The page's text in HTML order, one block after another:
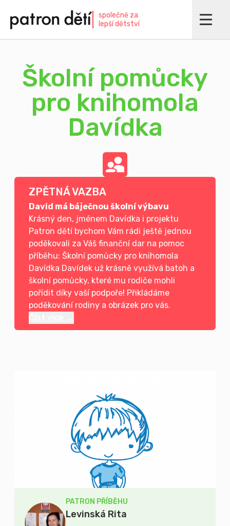
hlavnímu
obsahu
společně za
lepší dětství
Školní pomůcky
pro knihomola
Davídka
ZPĚTNÁ VAZBA
David má báječnou školní výbavu
Krásný den, jménem Davídka i projektu
Patron dětí bychom Vám rádi ještě jednou
poděkovali za Váš finanční dar na pomoc
příběhu: Školní pomůcky pro knihomola
Davídka Davídek už krásně využívá batoh a
školní pomůcky, které mu rodiče mohli
pořídit díky vaší podpoře! Přikládáme
poděkování rodiny a obrázek pro vás.
PATRON PŘÍBĚHU
Levinská Rita